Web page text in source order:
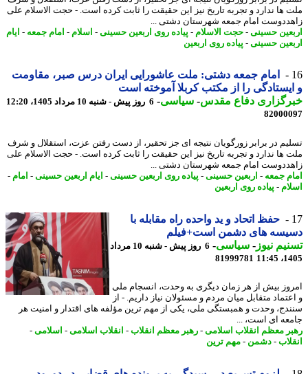
ها ندارد و تجربه تاریخ نیز این حقیقت را ثابت کرده است. - حجت الاسلام علی
امام جمعه شهرستان دشتی ...
حسینی-حجت الاسلام-پیاده روی اربعین حسینی-اسلام-امام جمعه-ایام
حسینی-پیاده روی اربعین
امام جمعه دشتی: ملت عاشورایی ایران درس صبر، مقاومت
را از مکتب کربلا آموخته است
دفاع مقدس-سیاسی-6 روز پیش - شنبه 10 مرداد 1405، 12:20
در برابر زورگویان نتیجه ای جز تحقیر، از دست رفتن عزت، استقلال و شرف
ها ندارد و تجربه تاریخ نیز این حقیقت را ثابت کرده است. - حجت الاسلام علی
امام جمعه شهرستان دشتی ...
جمعه-اربعین حسینی-پیاده روی اربعین حسینی-ایام اربعین حسینی-امام -
-پیاده روی اربعین
حفظ اتحاد و ید واحده راه مقابله با
های دشمن است+فیلم
نیوز-سیاسی-
6 روز پیش - شنبه 10 مرداد
81999781
بیش از هر زمان دیگری به وحدت، انسجام ملی
متقابل میان مردم و مسئولان نیاز داریم. - از
وحدت و همبستگی ملی، یکی از مهم ترین مؤلفه های اقتدار و امنیت هر
ای است، ...
معظم انقلاب اسلامی-رهبر معظم انقلاب-انقلاب اسلامی-اسلامی-
-دشمن-مهم ترین